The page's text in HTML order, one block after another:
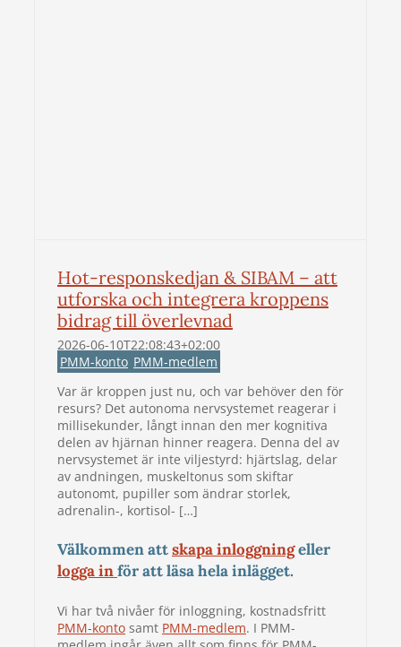
Hot-responskedjan & SIBAM – att
utforska och integrera kroppens
bidrag till överlevnad
2026-06-10T22:08:43+02:00
PMM-konto PMM-medlem
Var är kroppen just nu, och var behöver den för
resurs? Det autonoma nervsystemet reagerar i
millisekunder, långt innan den mer kognitiva
delen av hjärnan hinner reagera. Denna del av
nervsystemet är inte viljestyrd: hjärtslag, delar
av andningen, muskeltonus som skiftar
autonomt, pupiller som ändrar storlek,
adrenalin-, kortisol- […]
Välkommen attskapa inloggningeller
logga inför att läsa hela inlägget.
Vi har två nivåer för inloggning, kostnadsfritt
PMM-konto samt PMM-medlem. I PMM-